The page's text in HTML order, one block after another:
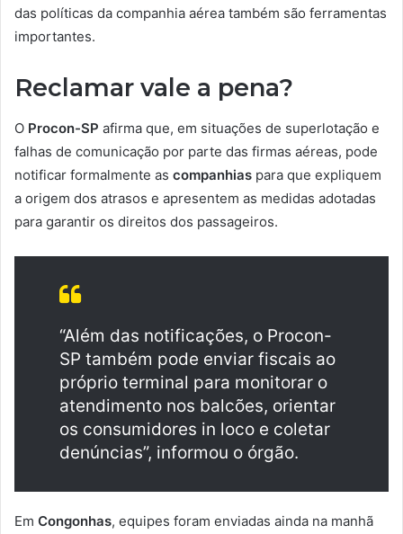
das políticas da companhia aérea também são ferramentas
importantes.
Reclamar vale a pena?
O Procon-SP afirma que, em situações de superlotação e
falhas de comunicação por parte das firmas aéreas, pode
notificar formalmente as companhias para que expliquem
a origem dos atrasos e apresentem as medidas adotadas
para garantir os direitos dos passageiros.
“Além das notificações, o Procon-
SP também pode enviar fiscais ao
próprio terminal para monitorar o
atendimento nos balcões, orientar
os consumidores in loco e coletar
denúncias”, informou o órgão.
Em Congonhas, equipes foram enviadas ainda na manhã